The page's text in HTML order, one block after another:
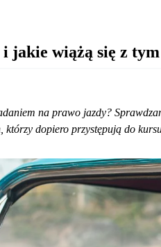
wiążą się z tym
na prawo jazdy?
dopiero przystępują do